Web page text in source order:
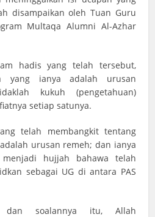
disampaikan oleh Tuan Guru
Multaqa Alumni Al-Azhar
hadis yang telah tersebut,
yang ianya adalah urusan
kukuh (pengetahuan)
setiap satunya.
telah membangkit tentang
urusan remeh; dan ianya
hujjah bahawa telah
sebagai UG di antara PAS
soalannya itu, Allah